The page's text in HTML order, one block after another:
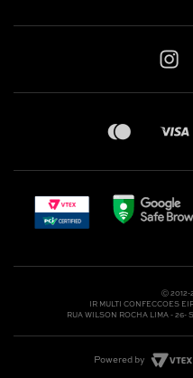
Whatsapp: (31) 97219-6604
Nossas Lojas
Ⓒ 2012-
IR MULTI CONFECCOES
RUA WILSON ROCHA LIMA - 26-
Powered by